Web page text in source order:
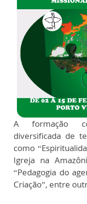
A formação
diversificada de
como
Igreja na
“Pedagogia do
Criação”, entre